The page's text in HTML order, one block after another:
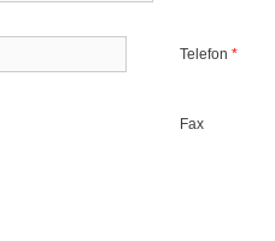
Telefon *
Fax